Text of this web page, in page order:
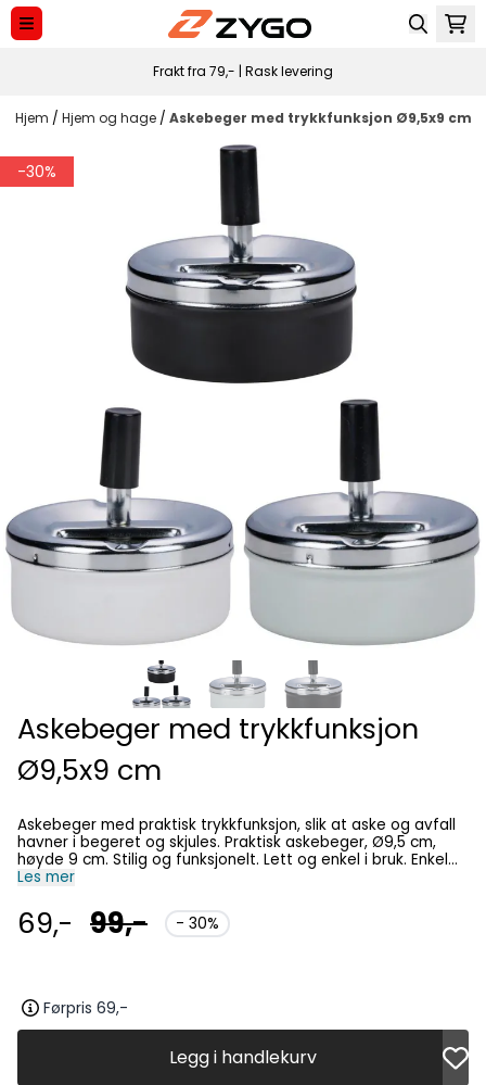
Hopp til innhold
Frakt fra 79,- | Rask levering
Hjem / Hjem og hage / Askebeger med trykkfunksjon Ø9,5x9 cm
-30%
Askebeger med trykkfunksjon
Ø9,5x9 cm
Askebeger med praktisk trykkfunksjon, slik at aske og avfall
havner i begeret og skjules. Praktisk askebeger, Ø9,5 cm,
høyde 9 cm. Stilig og funksjonelt. Lett og enkel i bruk. Enkel
rengjøring med trykksystem Kompakt størrelse passer
Les mer
69,- 99,- - 30%
Førpris 69,-
Legg i handlekurv